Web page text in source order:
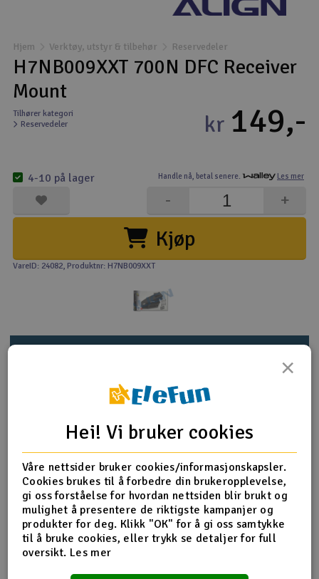
Droner
Droner for FPV
Fly
Helikopter
Kamerautstyr
Modellbygging, LEGO & byggesett
Modelljernbane
Motor & tilbehør
Outlet
Smarthjem, lek & hobby
Solenergi
Sparkesykler & elkjøretøy
Verktøy, utstyr & tilbehør
Hjem Verktøy, utstyr & tilbehør Reservedeler
H7NB009XXT 700N DFC Receiver
Mount
Tilhører kategori
Reservedeler
Handle nå, betal senere. Les mer
kr 149,-
Kjøp
+
-
4-10 på lager
VareID: 24082, Produktnr: H7NB009XXT
Produktinformasjon
Use for T-REX 700 Nitro DFC
Receiver mount x 1
Socket button head collar screw x 6(M3x8mm)
Aluminum Hexagonal Bolt x 4(5.5x47mm)
×
Hei! Vi bruker cookies
Våre nettsider bruker cookies/informasjonskapsler.
Cookies brukes til å forbedre din brukeropplevelse,
gi oss forståelse for hvordan nettsiden blir brukt og
mulighet å presentere de riktigste kampanjer og
produkter for deg. Klikk "OK" for å gi oss samtykke
til å bruke cookies, eller trykk se detaljer for full
oversikt. Les mer